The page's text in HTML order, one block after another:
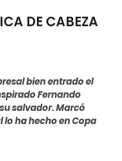
e
DE CABEZA
bien entrado el
Fernando
salvador. Marcó
ha hecho en Copa